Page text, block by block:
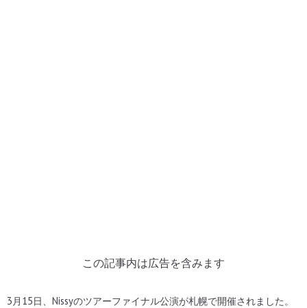
この記事内は広告を含みます
3月15日、Nissyのツアーファイナル公演が札幌で開催されました。